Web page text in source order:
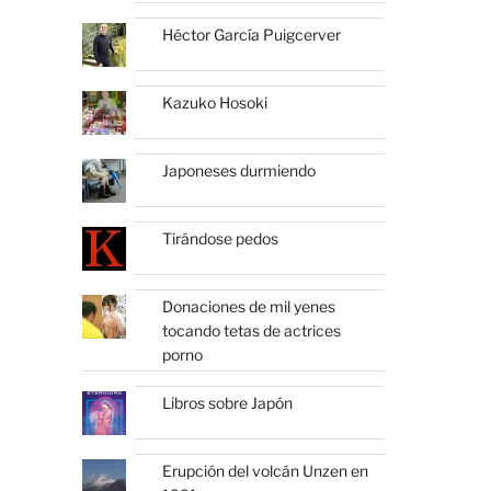
Héctor García Puigcerver
Kazuko Hosoki
Japoneses durmiendo
Tirándose pedos
Donaciones de mil yenes
tocando tetas de actrices
porno
Libros sobre Japón
Erupción del volcán Unzen en